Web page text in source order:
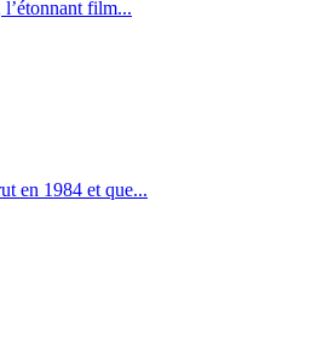
l’étonnant film...
en 1984 et que...